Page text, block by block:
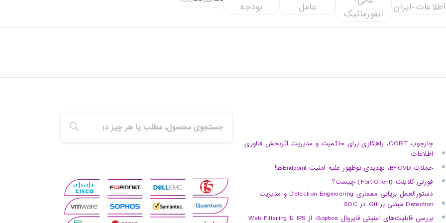
چارچوب COBIT، راهکاری برای حاکمیت و مدیریت اثربخش فناوری
اطلاعات
حملات BYOVD، تهدیدی نوظهور علیه امنیت Endpointها!
فورتی کلاینت (FortiClient) چیست؟
دستورالعمل برپایی معماری Detection Engineering و مدیریت
Detection مبتنی بر Git در SOC
بررسی قابلیت‌های امنیتی فایروال Sophos؛ از IPS تا Web Filtering